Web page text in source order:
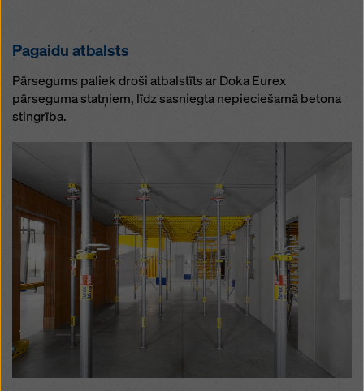
Pagaidu atbalsts
Pārsegums paliek droši atbalstīts ar Doka Eurex
pārseguma statņiem, līdz sasniegta nepieciešamā betona
stingrība.